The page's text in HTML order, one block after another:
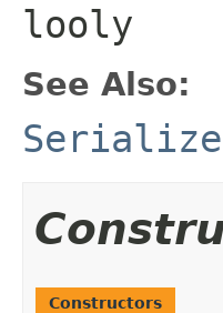
looly
See Also:
Constructors